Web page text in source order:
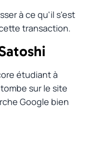
à ce qu'il s'est
transaction.
étudiant à
sur le site
Google bien